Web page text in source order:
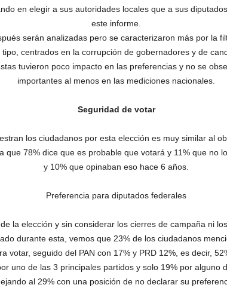
en elegir a sus autoridades locales que a sus
este informe.
serán analizadas pero se caracterizaron más por la
centrados en la corrupción de gobernadores y de
tuvieron poco impacto en las preferencias y no se
importantes al menos en las mediciones nacionales.
Seguridad de votar
los ciudadanos por esta elección es muy similar al
que 78% dice que es probable que votará y 11% que no
y 10% que opinaban eso hace 6 años.
Preferencia para diputados federales
la elección y sin considerar los cierres de campaña ni
durante esta, vemos que 23% de los ciudadanos
votar, seguido del PAN con 17% y PRD 12%, es decir,
uno de las 3 principales partidos y solo 19% por alguno
al 29% con una posición de no declarar su